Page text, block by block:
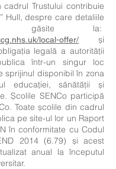
cadrul Trustului contribuie
Hull, despre care detaliile
la:
local-offer/ și
legală a autorității
într-un singur loc
sprijinul disponibil în zona
educației, sănătății și
Școlile SENCo participă
Toate școlile din cadrul
pe site-ul lor un Raport
în conformitate cu Codul
2014 (6.79) și acest
anual la începutul